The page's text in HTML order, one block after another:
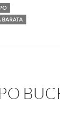
BARATA